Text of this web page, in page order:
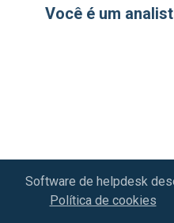
Você é um
Software de helpdesk
Política de cookies